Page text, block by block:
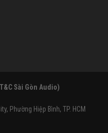
Sài Gòn Audio)
Phường Hiệp Bình, TP. HCM